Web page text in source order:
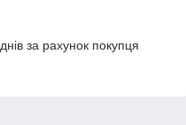
за рахунок покупця